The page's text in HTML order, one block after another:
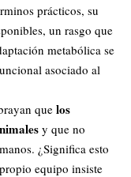
prácticos, su
un rasgo que
metabólica se
asociado al
que los
y que no
¿Significa esto
equipo insiste